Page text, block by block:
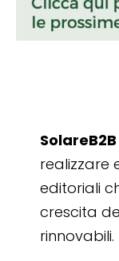
SolareB2B
realizzare
editoriali
crescita
rinnovabili.